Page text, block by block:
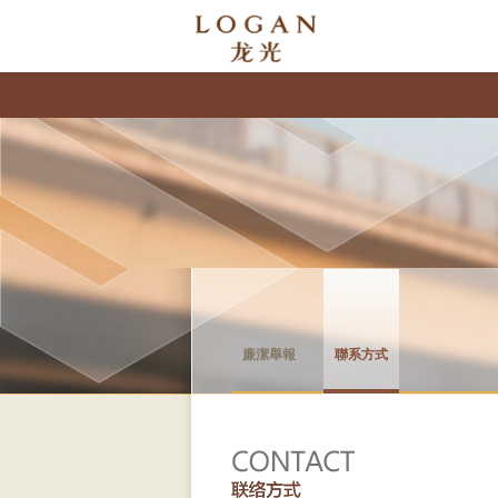
廉潔舉報 聯系方式